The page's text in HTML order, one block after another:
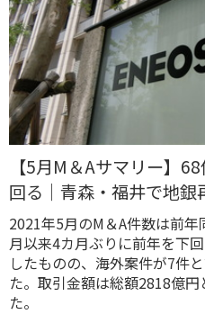
【5月M＆Aサマリー】
回る｜青森・福井で地銀
2021年5月のM＆A件数は前
月以来4カ月ぶりに前年を下
したものの、海外案件が7件
た。取引金額は総額2818億
た。